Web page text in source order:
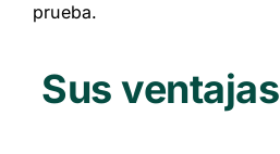
prueba.
Sus ventajas